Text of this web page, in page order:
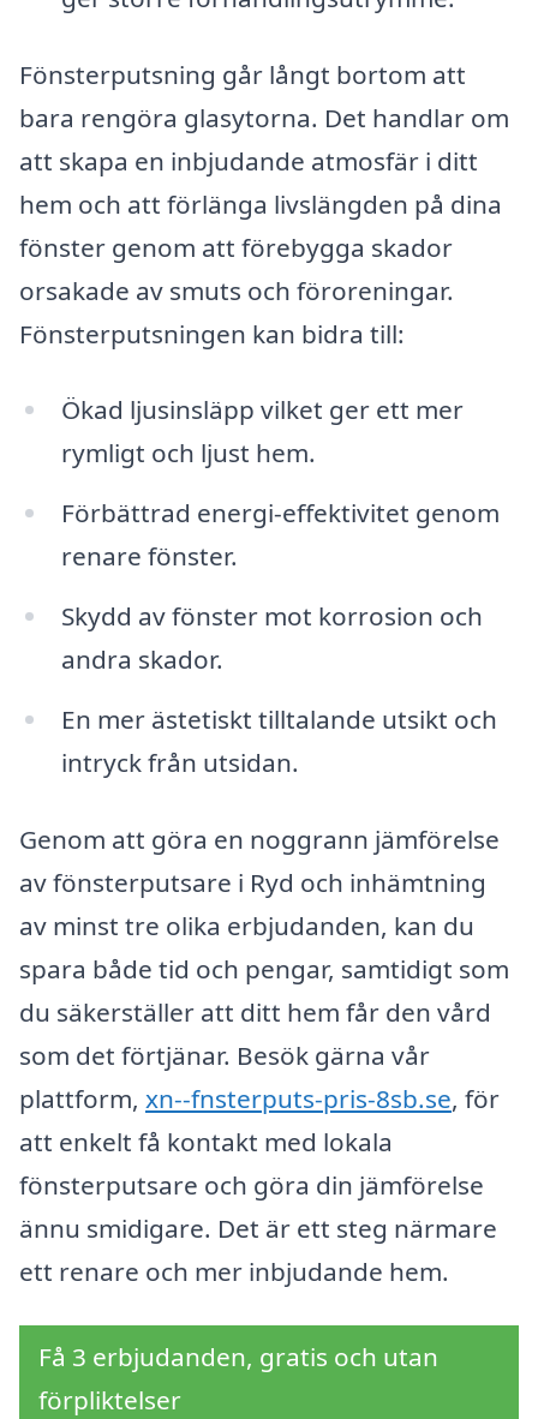
Fönsterputsning går långt bortom att
bara rengöra glasytorna. Det handlar om
att skapa en inbjudande atmosfär i ditt
hem och att förlänga livslängden på dina
fönster genom att förebygga skador
orsakade av smuts och föroreningar.
Fönsterputsningen kan bidra till:
Ökad ljusinsläpp vilket ger ett mer
rymligt och ljust hem.
Förbättrad energi-effektivitet genom
renare fönster.
Skydd av fönster mot korrosion och
andra skador.
En mer ästetiskt tilltalande utsikt och
intryck från utsidan.
Genom att göra en noggrann jämförelse
av fönsterputsare i Ryd och inhämtning
av minst tre olika erbjudanden, kan du
spara både tid och pengar, samtidigt som
du säkerställer att ditt hem får den vård
som det förtjänar. Besök gärna vår
plattform, xn--fnsterputs-pris-8sb.se, för
att enkelt få kontakt med lokala
fönsterputsare och göra din jämförelse
ännu smidigare. Det är ett steg närmare
ett renare och mer inbjudande hem.
Få 3 erbjudanden, gratis och utan
förpliktelser